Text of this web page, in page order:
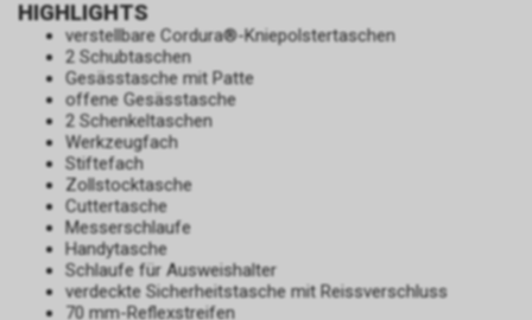
HIGHLIGHTS
verstellbare Cordura®-Kniepolstertaschen
2 Schubtaschen
Gesässtasche mit Patte
offene Gesässtasche
2 Schenkeltaschen
Werkzeugfach
Stiftefach
Zollstocktasche
Cuttertasche
Messerschlaufe
Handytasche
Schlaufe für Ausweishalter
verdeckte Sicherheitstasche mit Reissverschluss
70 mm-Reflexstreifen